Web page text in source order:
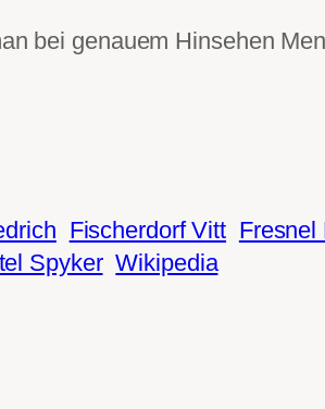
bei genauem Hinsehen
Fischerdorf Vitt Fresnel
Spyker Wikipedia